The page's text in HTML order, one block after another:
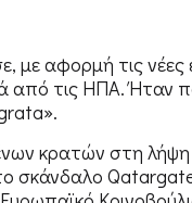
αφορμή τις νέες
από τις ΗΠΑ. Ήταν
κρατών στη
σκάνδαλο